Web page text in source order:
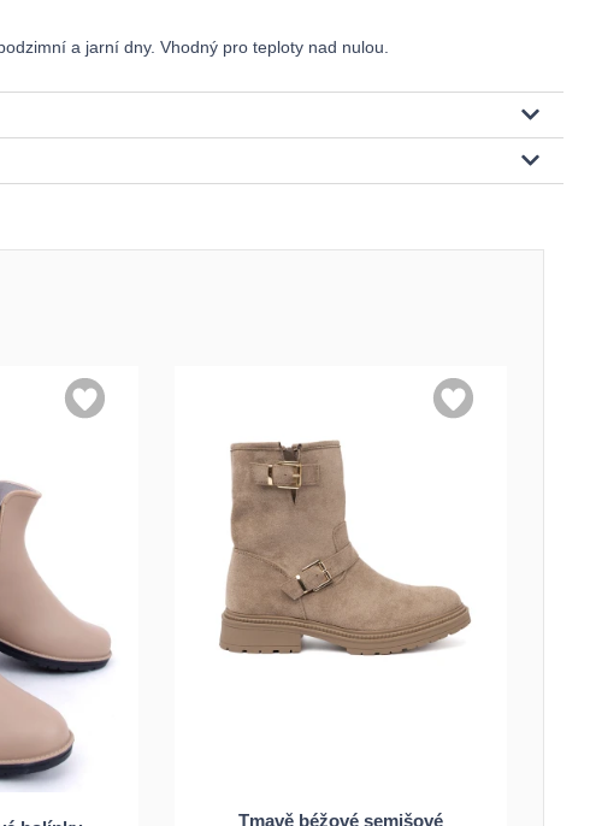
a jarní dny. Vhodný pro teploty nad nulou.
Tmavě béžové semišové